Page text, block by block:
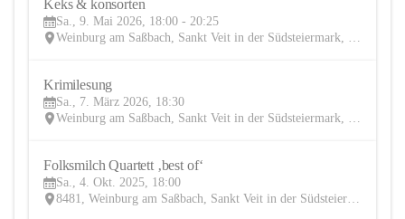
Sa., 9. Mai 2026, 18:00 - 20:25
Weinburg am Saßbach, Sankt Veit in der Südsteiermark, Leibnitz, Steiermark, AUT
Krimilesung
Sa., 7. März 2026, 18:30
Weinburg am Saßbach, Sankt Veit in der Südsteiermark, Leibnitz, Steiermark, AUT
Sa., 4. Okt. 2025, 18:00
8481, Weinburg am Saßbach, Sankt Veit in der Südsteiermark, Leibnitz, Steiermark, AUT